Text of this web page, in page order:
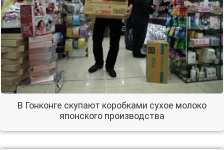
В Гонконге скупают коробками сухое молоко
японского производства